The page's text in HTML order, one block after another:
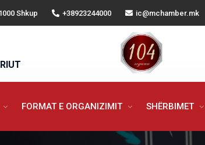
Shkup +38923244000 ic@mchamber.mk
FORMAT E ORGANIZIMIT SHËRBIMET